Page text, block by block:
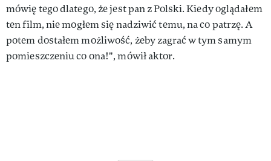
mówię tego dlatego, że jest pan z Polski. Kiedy oglądałem
ten film, nie mogłem się nadziwić temu, na co patrzę. A
potem dostałem możliwość, żeby zagrać w tym samym
pomieszczeniu co ona!", mówił aktor.